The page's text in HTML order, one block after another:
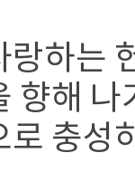
랑하는
향해 나
로 충성